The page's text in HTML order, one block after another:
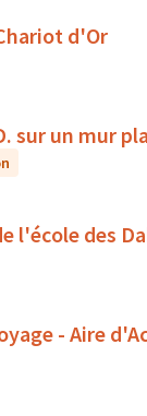
d'Or
sur un mur
l'école des
- Aire